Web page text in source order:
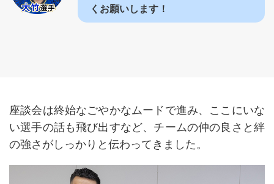
くお願いします！
座談会は終始なごやかなムードで進み、ここにいな
い選手の話も飛び出すなど、チームの仲の良さと絆
の強さがしっかりと伝わってきました。